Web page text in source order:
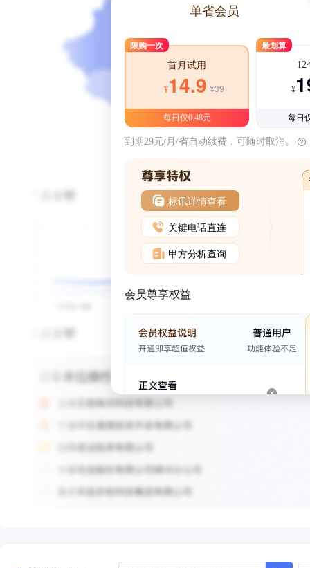
单省会员
限购一次
首月试用
¥14.9 ¥39
每日仅0.48元
最划算
12
¥
每日
到期29元/月/省自动续费，可随时取消。
标讯详情查看
关键电话直连
甲方分析查询
会员尊享权益